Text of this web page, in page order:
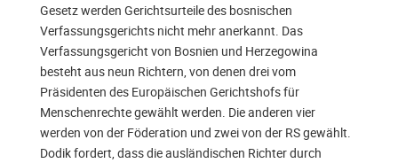
Gesetz werden Gerichtsurteile des bosnischen
Verfassungsgerichts nicht mehr anerkannt. Das
Verfassungsgericht von Bosnien und Herzegowina
besteht aus neun Richtern, von denen drei vom
Präsidenten des Europäischen Gerichtshofs für
Menschenrechte gewählt werden. Die anderen vier
werden von der Föderation und zwei von der RS gewählt.
Dodik fordert, dass die ausländischen Richter durch